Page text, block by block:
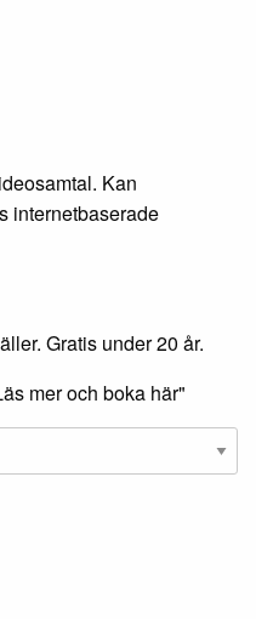
Kan
internetbaserade
Gratis under 20 år.
mer och boka här"